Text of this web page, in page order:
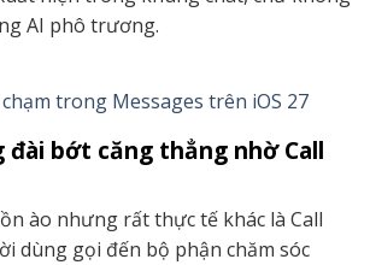
AI phô trương.
đài bớt căng thẳng nhờ Call
ào nhưng rất thực tế khác là Call
dùng gọi đến bộ phận chăm sóc